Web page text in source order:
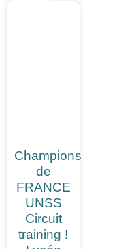
Champions
de
FRANCE
UNSS
Circuit
training !